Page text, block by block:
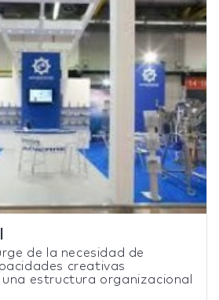
de la necesidad de
creativas
estructura organizacional